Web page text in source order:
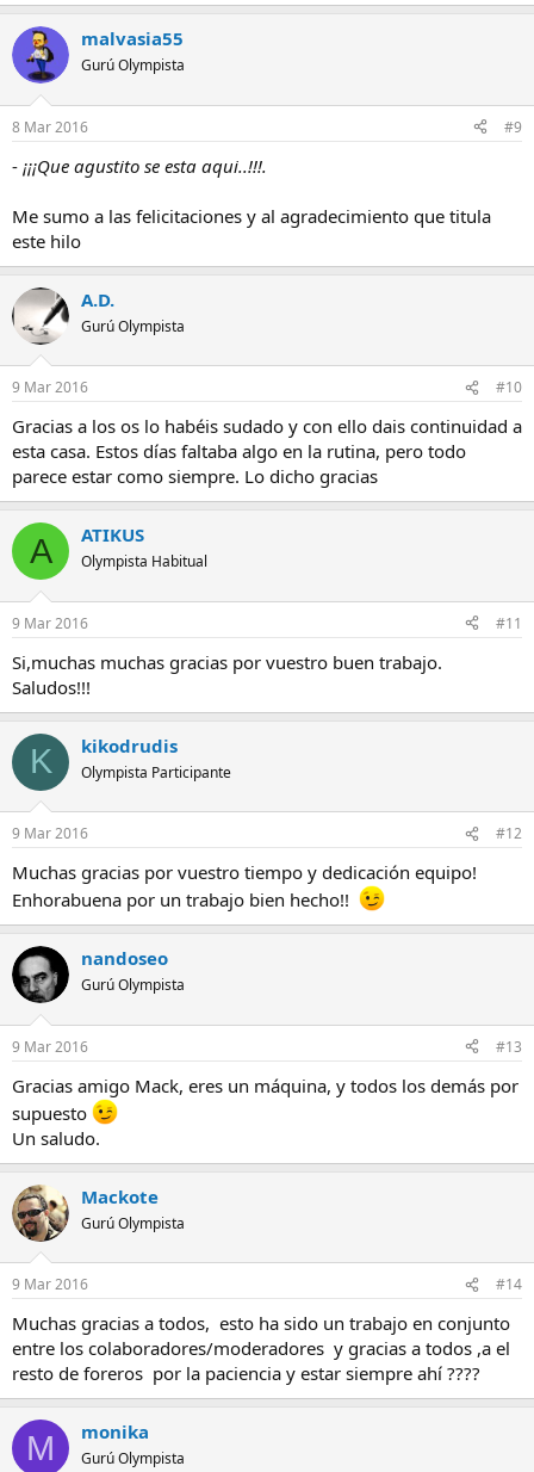
malvasia55
Gurú Olympista
8 Mar 2016 #9
- ¡¡¡Que agustito se esta aqui..!!!.
Me sumo a las felicitaciones y al agradecimiento que titula
este hilo
A.D.
Gurú Olympista
9 Mar 2016 #10
Gracias a los os lo habéis sudado y con ello dais continuidad a
esta casa. Estos días faltaba algo en la rutina, pero todo
parece estar como siempre. Lo dicho gracias
A ATIKUS
Olympista Habitual
9 Mar 2016 #11
Si,muchas muchas gracias por vuestro buen trabajo.
Saludos!!!
K kikodrudis
Olympista Participante
9 Mar 2016 #12
Muchas gracias por vuestro tiempo y dedicación equipo!
Enhorabuena por un trabajo bien hecho!!
nandoseo
Gurú Olympista
9 Mar 2016 #13
Gracias amigo Mack, eres un máquina, y todos los demás por
supuesto
Un saludo.
Mackote
Gurú Olympista
9 Mar 2016 #14
Muchas gracias a todos, esto ha sido un trabajo en conjunto
entre los colaboradores/moderadores y gracias a todos ,a el
resto de foreros por la paciencia y estar siempre ahí ????
M monika
Gurú Olympista